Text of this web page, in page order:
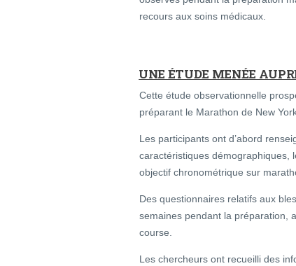
recours aux soins médicaux.
UNE ÉTUDE MENÉE
Cette étude observationnelle
préparant le Marathon de New
Les participants ont d’abord
caractéristiques démographiques,
objectif chronométrique sur
Des questionnaires relatifs aux
semaines pendant la préparation,
course.
Les chercheurs ont recueilli des